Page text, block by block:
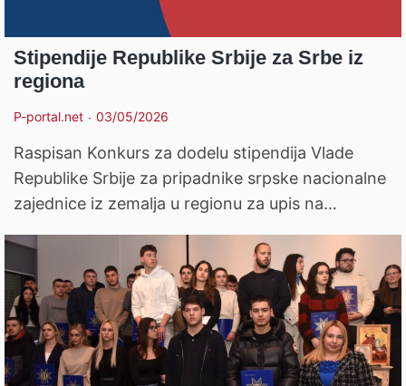
Stipendije Republike Srbije za Srbe iz
regiona
P-portal.net 03/05/2026
Raspisan Konkurs za dodelu stipendija Vlade
Republike Srbije za pripadnike srpske nacionalne
zajednice iz zemalja u regionu za upis na…